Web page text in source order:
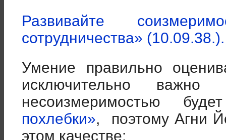
Развивайте
сотрудничества» (10.09.38.).
Умение правильно
исключительно
несоизмеримостью
похлебки», поэтому Агни
этом качестве: